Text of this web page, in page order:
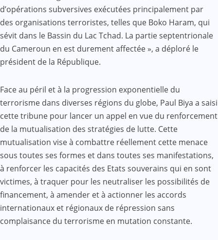
d’opérations subversives exécutées principalement par
des organisations terroristes, telles que Boko Haram, qui
sévit dans le Bassin du Lac Tchad. La partie septentrionale
du Cameroun en est durement affectée », a déploré le
président de la République.
Face au péril et à la progression exponentielle du
terrorisme dans diverses régions du globe, Paul Biya a saisi
cette tribune pour lancer un appel en vue du renforcement
de la mutualisation des stratégies de lutte. Cette
mutualisation vise à combattre réellement cette menace
sous toutes ses formes et dans toutes ses manifestations,
à renforcer les capacités des Etats souverains qui en sont
victimes, à traquer pour les neutraliser les possibilités de
financement, à amender et à actionner les accords
internationaux et régionaux de répression sans
complaisance du terrorisme en mutation constante.